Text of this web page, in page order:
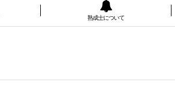
熟成士について